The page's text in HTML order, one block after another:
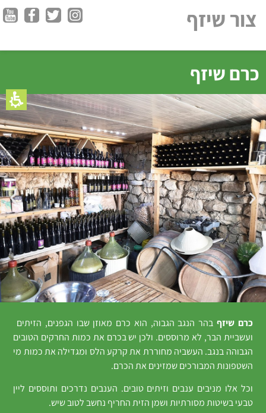
צור שיזף
כרם שיזף
כרם שיזף בהר הנגב הגבוה, הוא כרם מאוזן שבו הגפנים, הזיתים
ועשביית הבר, לא מרוססים. ולכן יש בכרם את כמות החרקים הטובים
הגבוהה בנגב. העשביה מחוררת את קרקע הלס ומגדילה את כמות מי
השטפונות המבורכים שמזינים את הכרם.
וכל אלו מניבים ענבים וזיתים טובים. הענבים נדרכים ותוססים ליין
טבעי בשיטות מסורתיות ושמן הזית החריף נחשב לטוב שיש.